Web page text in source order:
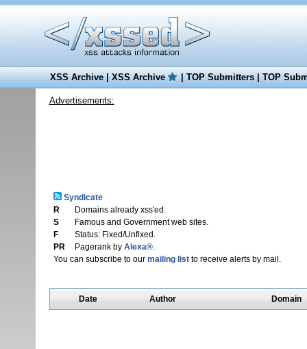
XSS Archive|XSS Archive |TOP Submitters|TOP
Advertisements:
Syndicate
R
Domains already xss'ed.
S
Famous and Government web sites.
F
Status: Fixed/Unfixed.
PR
Pagerank by Alexa®.
You can subscribe to our mailing listto receive alerts by mail.
Date Author Domain